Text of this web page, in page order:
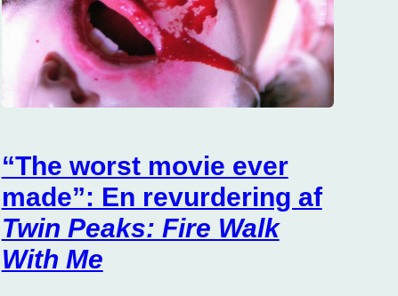
“The worst movie ever
made”: En revurdering af
Twin Peaks: Fire Walk
With Me